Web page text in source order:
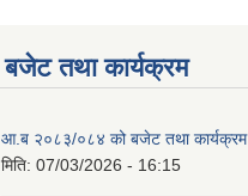
बजेट तथा कार्यक्रम
आ.ब २०८३/०८४ को बजेट तथा कार्यक्रम
मिति: 07/03/2026 - 16:15